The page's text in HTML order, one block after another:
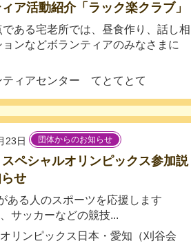
ア活動紹介「ラック楽クラブ」
ある宅老所では、昼食作り、話し相
ンなどボランティアのみなさまに
ティアセンター てとてとて
23日 団体からのお知らせ
ペシャルオリンピックス参加説
せ
ある人のスポーツを応援します
サッカーなどの競技...
リンピックス日本・愛知（刈谷会